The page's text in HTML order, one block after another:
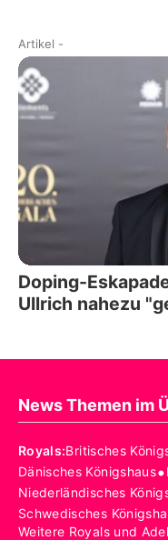
Artikel -
Doping-
Ullrich nahezu
News Themen im
Royals:Britisches
Dänisches Königshaus•
Niederländisches
Schwedisches
Weitere Royals und Adel